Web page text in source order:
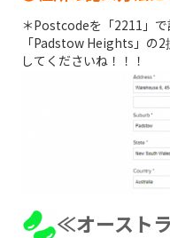
＊Postcodeを「2211」
「Padstow Heights」の
してくださいね！！！
≪オースト